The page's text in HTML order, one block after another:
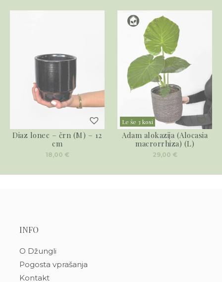
Diaz lonec – črn (M) – 12
cm
18,00 €
Le še 3 kosi
Adam alokazija (Alocasia
macrorrhiza) (L)
29,00 €
INFO
O Džungli
Pogosta vprašanja
Kontakt